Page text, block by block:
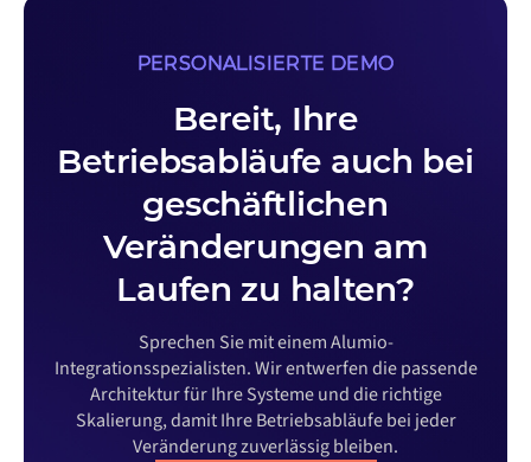
PERSONALISIERTE DEMO
Bereit, Ihre
Betriebsabläufe auch bei
geschäftlichen
Veränderungen am
Laufen zu halten?
Sprechen Sie mit einem Alumio-
Integrationsspezialisten. Wir entwerfen die passende
Architektur für Ihre Systeme und die richtige
Skalierung, damit Ihre Betriebsabläufe bei jeder
Veränderung zuverlässig bleiben.